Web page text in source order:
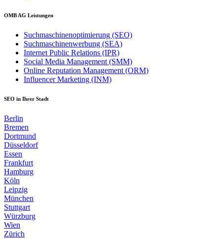
OMB AG Leistungen
Suchmaschinenoptimierung (SEO)
Suchmaschinenwerbung (SEA)
Internet Public Relations (IPR)
Social Media Management (SMM)
Online Reputation Management (ORM)
Influencer Marketing (INM)
SEO in Ihrer Stadt
Berlin
Bremen
Dortmund
Düsseldorf
Essen
Frankfurt
Hamburg
Köln
Leipzig
München
Stuttgart
Würzburg
Wien
Zürich